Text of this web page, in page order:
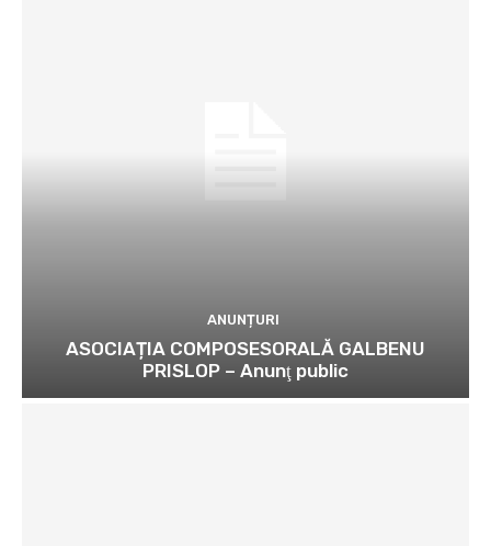
ANUNȚURI
ASOCIAȚIA COMPOSESORALĂ GALBENU
PRISLOP – Anunţ public